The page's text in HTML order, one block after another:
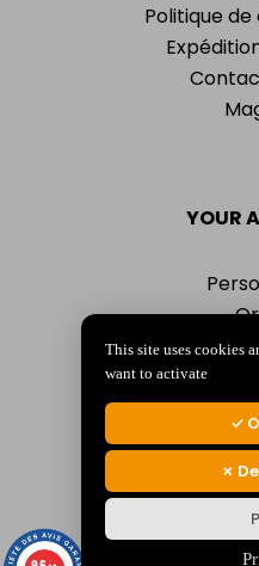
Politique
YOUR
My
© 2026
This site uses cookies
want to activate